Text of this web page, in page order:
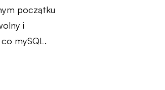
początku
i
mySQL.